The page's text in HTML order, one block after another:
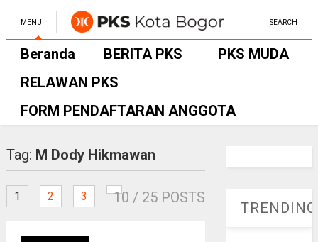
MENU SEARCH
Beranda BERITA PKS
PKS MUDA
RELAWAN PKS
FORM PENDAFTARAN ANGGOTA
Tag: M Dody Hikmawan
1 2 3 10 / 25 POSTS
TRENDING